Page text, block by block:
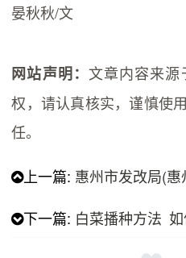
晏秋秋/文
网站声明： 文章内容来
权，请认真核实，谨慎使
任。
上一篇: 惠州市发改局(
下一篇: 白菜播种方法